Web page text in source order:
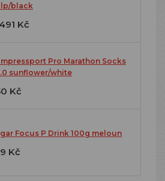
black
Kč
Pro Marathon Socks
sunflower/white
Kč
Focus P Drink 100g meloun
Kč